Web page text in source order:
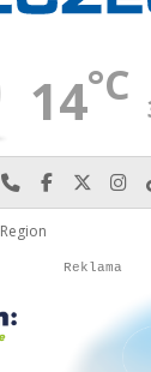
14°C
Najlepiej po
Odwiedź
Region
Autopromocja
Reklama